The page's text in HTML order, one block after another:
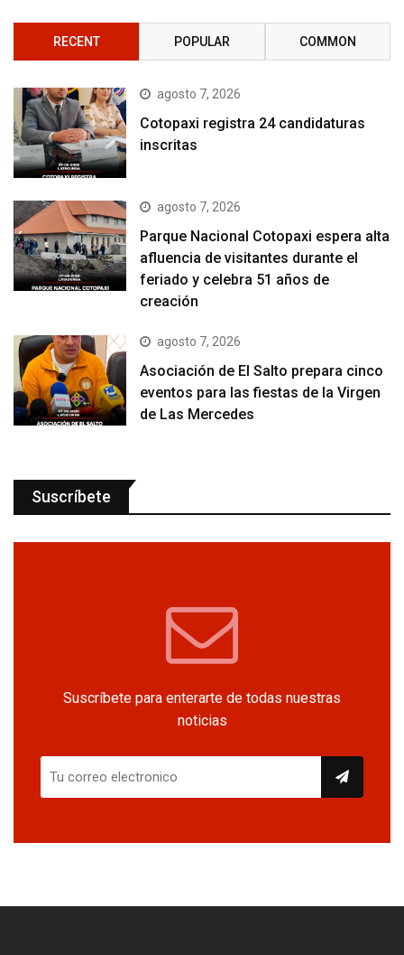
RECENT POPULAR COMMON
agosto 7, 2026
Cotopaxi registra 24 candidaturas
inscritas
agosto 7, 2026
Parque Nacional Cotopaxi espera alta
afluencia de visitantes durante el
feriado y celebra 51 años de
creación
agosto 7, 2026
Asociación de El Salto prepara cinco
eventos para las fiestas de la Virgen
de Las Mercedes
Suscríbete
Suscríbete para enterarte de todas nuestras
noticias